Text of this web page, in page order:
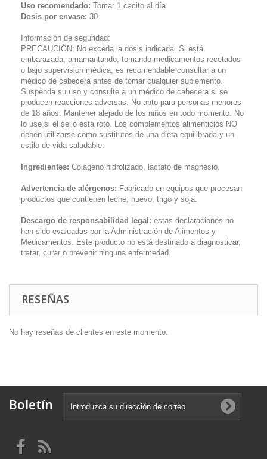
Uso recomendado: Tomar 1 cacito al día
Dosis por envase: 30
Información de seguridad:
PRECAUCIÓN: No exceda la dosis indicada. Si está
embarazada, amamantando, tomando medicamentos recetados
o bajo supervisión médica, es recomendable consultar a un
médico de cabecera antes de tomar cualquier suplemento.
Suspenda su uso y consulte a un médico de cabecera si se
producen reacciones adversas. No apto para personas menores
de 18 años. Mantener alejado de los niños en todo momento. No
lo use si el sello está roto. Los complementos alimenticios NO
deben utilizarse como sustitutos de una dieta equilibrada y un
estilo de vida saludable.
Ingredientes: Colágeno hidrolizado, lactato de magnesio.
Advertencia de alérgenos: Fabricado en equipos que procesan
productos que contienen leche, huevo, trigo y soja.
Descargo de responsabilidad legal: estas declaraciones no
han sido evaluadas por la Administración de Alimentos y
Medicamentos. Este producto no está destinado a diagnosticar,
tratar, curar o prevenir ninguna enfermedad.
RESEÑAS
No hay reseñas de clientes en este momento.
Boletín